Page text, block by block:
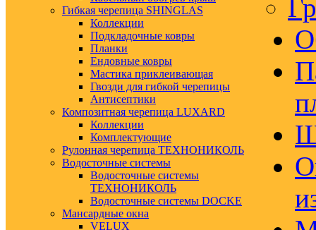
Гибкая черепица SHINGLAS
Коллекции
Подкладочные ковры
Планки
Ендовные ковры
Мастика приклеивающая
Гвозди для гибкой черепицы
Антисептики
Композитная черепица LUXARD
Коллекции
Комплектующие
Рулонная черепица ТЕХНОНИКОЛЬ
Водосточные системы
Водосточные системы
ТЕХНОНИКОЛЬ
Водосточные системы DOCKE
Мансардные окна
VELUX